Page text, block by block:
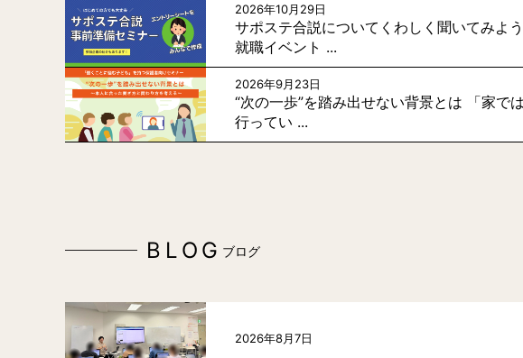
2026年10月29日
サポステ合説についてくわしく聞いてみよ
就職イベント ...
2026年9月23日
“次の一歩”を踏み出せない背景とは 「家で
行ってい ...
BLOG ブログ
2026年8月7日